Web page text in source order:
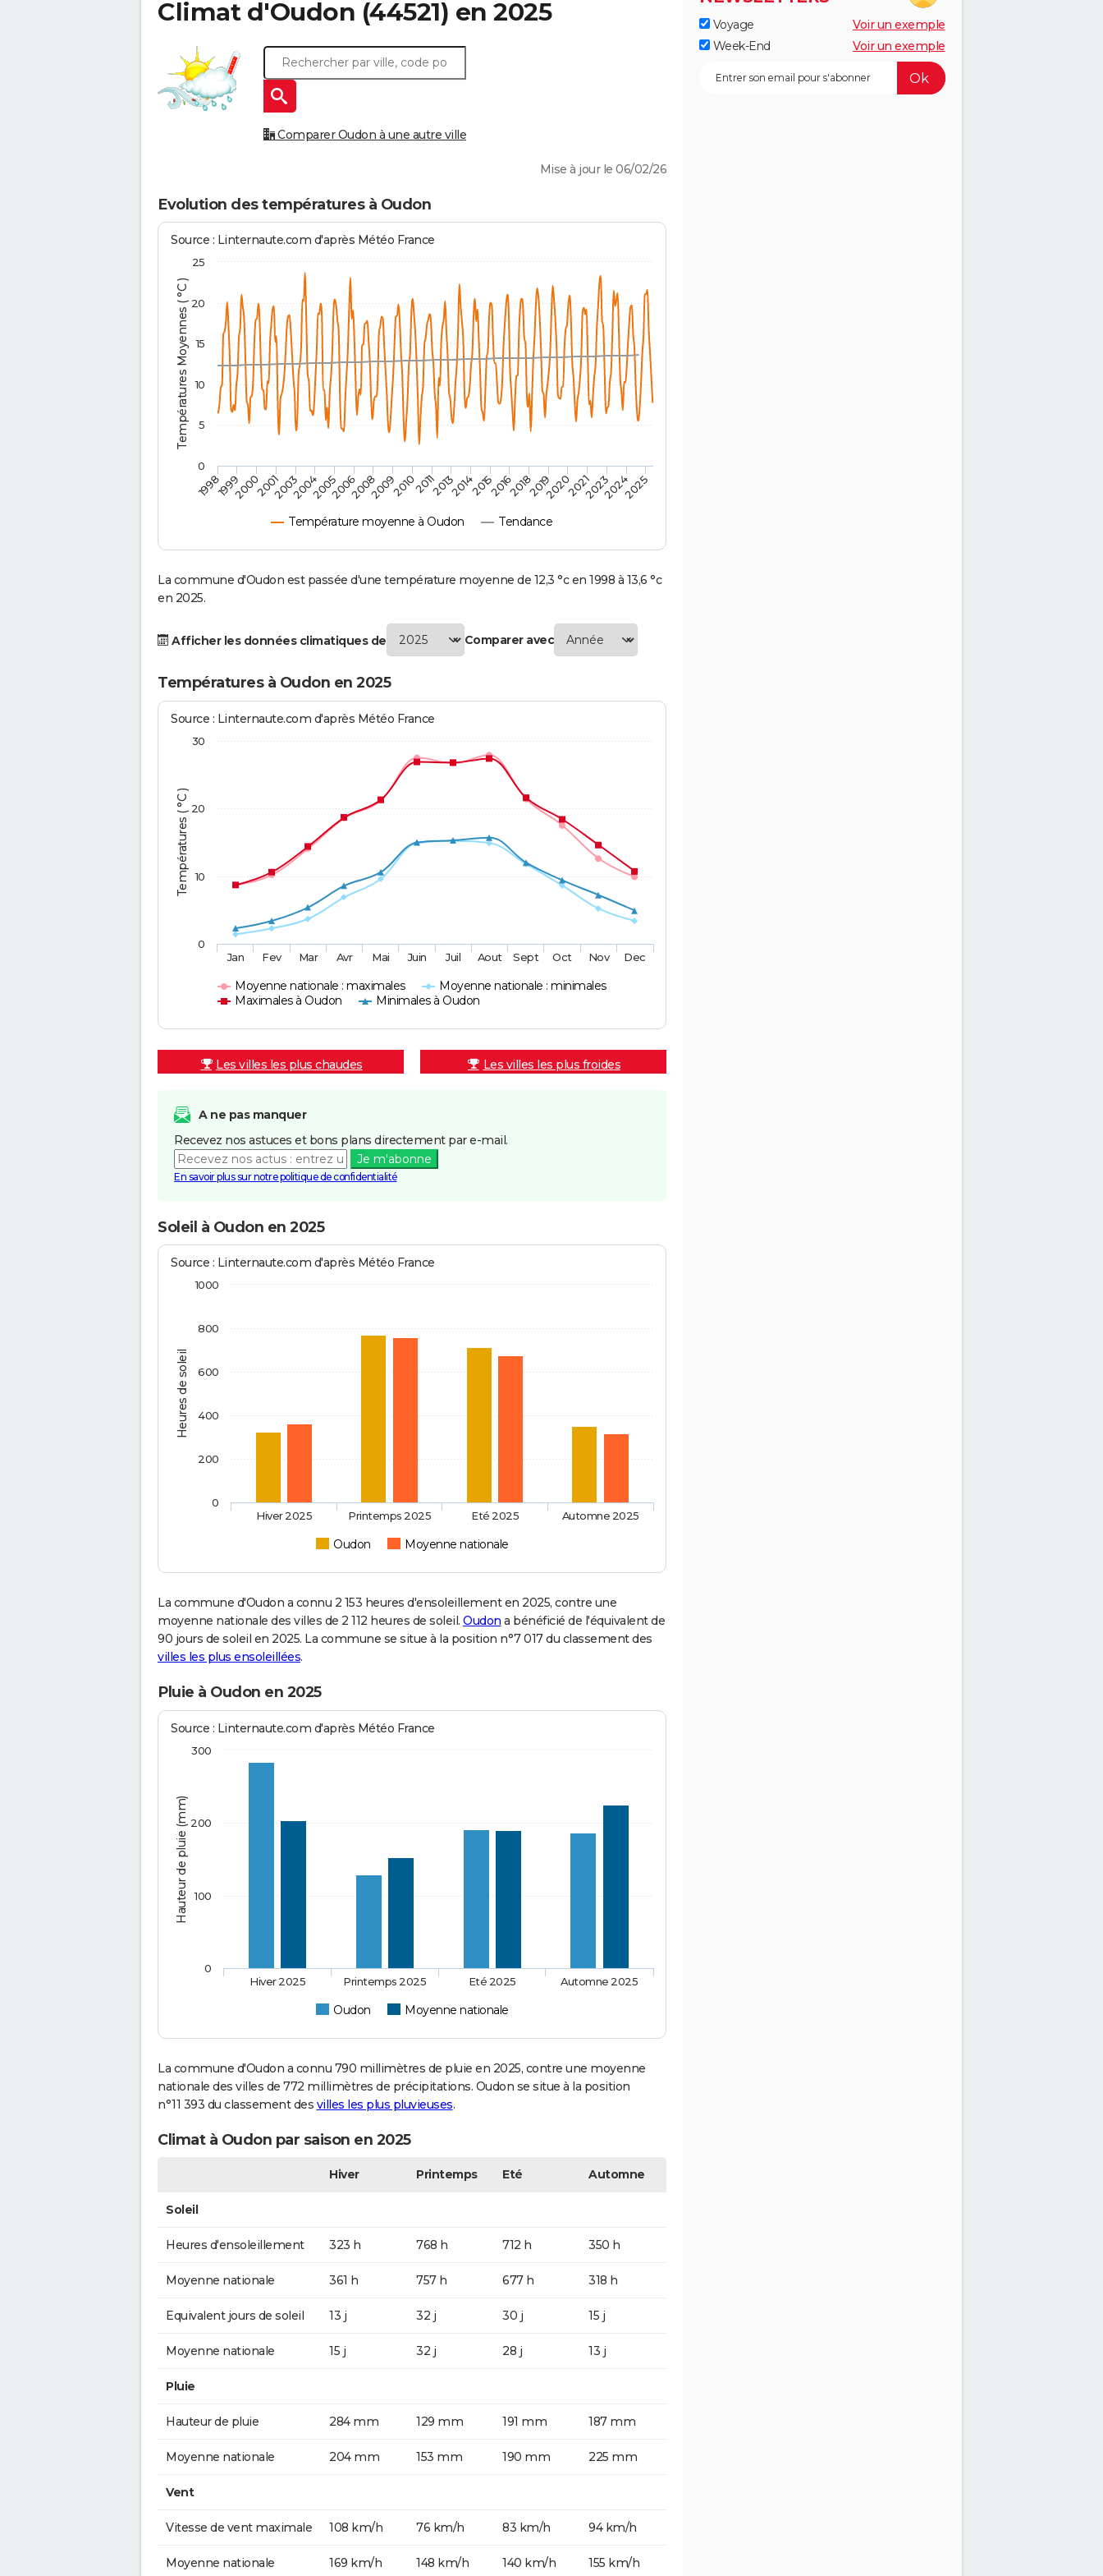
Climat d'Oudon (44521) en 2025
Comparer Oudon à une autre ville
Mise à jour le 06/02/26
Evolution des températures à Oudon
Températures Moyennes ( °C )
Source : Linternaute.com d'après Météo France
Température moyenne à Oudon Tendance
1998 2014
199920002001200320042005200620082009201020112013 201520162018201920202021202320242025
0
5
10
15
20
25
La commune d'Oudon est passée d'une température moyenne de 12,3 °c en 1998 à 13,6 °c
en 2025.
Afficher les données climatiques de Comparer avec
Températures à Oudon en 2025
Températures ( °C )
Source : Linternaute.com d'après Météo France
Moyenne nationale : maximales
Moyenne nationale : minimales
Maximales à Oudon
Minimales à Oudon
Jan Fev Mar Avr Mai Juin Juil Aout Sept Oct Nov Dec
0
10
20
30
Les villes les plus chaudes Les villes les plus froides
A ne pas manquer
Recevez nos astuces et bons plans directement par e-mail.
Je m'abonne
En savoir plus sur notre politique de confidentialité
Soleil à Oudon en 2025
Heures de soleil
Source : Linternaute.com d'après Météo France
Oudon Moyenne nationale
Hiver 2025 Printemps 2025 Eté 2025 Automne 2025
0
200
400
600
800
1000
La commune d'Oudon a connu 2 153 heures d'ensoleillement en 2025, contre une
moyenne nationale des villes de 2 112 heures de soleil. Oudon a bénéficié de l'équivalent de
90 jours de soleil en 2025. La commune se situe à la position n°7 017 du classement des
villes les plus ensoleillées.
Pluie à Oudon en 2025
Hauteur de pluie (mm)
Source : Linternaute.com d'après Météo France
Oudon Moyenne nationale
Hiver 2025 Printemps 2025 Eté 2025 Automne 2025
0
100
200
300
La commune d'Oudon a connu 790 millimètres de pluie en 2025, contre une moyenne
nationale des villes de 772 millimètres de précipitations. Oudon se situe à la position
n°11 393 du classement des villes les plus pluvieuses.
Climat à Oudon par saison en 2025
Hiver Printemps Eté Automne
Soleil
Heures d'ensoleillement 323 h 768 h 712 h 350 h
Moyenne nationale 361 h 757 h 677 h 318 h
Equivalent jours de soleil 13 j 32 j 30 j 15 j
Moyenne nationale 15 j 32 j 28 j 13 j
Pluie
Hauteur de pluie 284 mm 129 mm 191 mm 187 mm
Moyenne nationale 204 mm 153 mm 190 mm 225 mm
Vent
Vitesse de vent maximale 108 km/h 76 km/h 83 km/h 94 km/h
Moyenne nationale 169 km/h 148 km/h 140 km/h 155 km/h
Voyage
Voir un exemple
Week-End
Voir un exemple